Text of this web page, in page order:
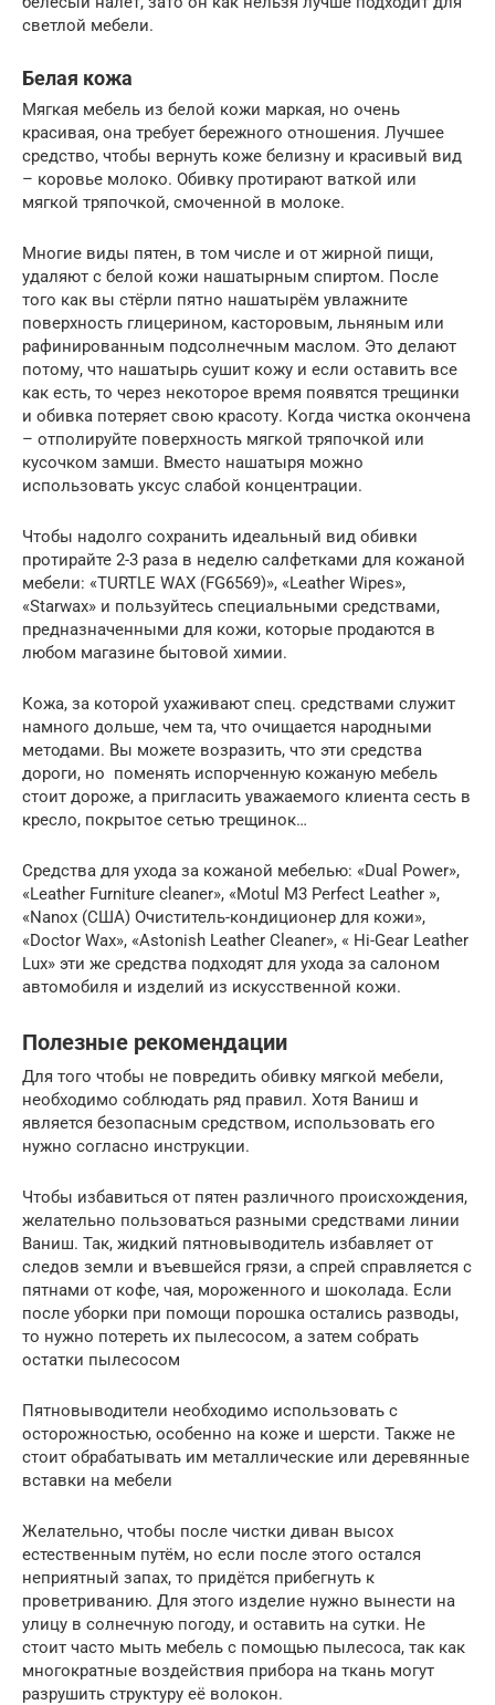
светлой мебели.
Белая кожа
Мягкая мебель из белой кожи маркая, но очень
красивая, она требует бережного отношения. Лучшее
средство, чтобы вернуть коже белизну и красивый вид
– коровье молоко. Обивку протирают ваткой или
мягкой тряпочкой, смоченной в молоке.
Многие виды пятен, в том числе и от жирной пищи,
удаляют с белой кожи нашатырным спиртом. После
того как вы стёрли пятно нашатырём увлажните
поверхность глицерином, касторовым, льняным или
рафинированным подсолнечным маслом. Это делают
потому, что нашатырь сушит кожу и если оставить все
как есть, то через некоторое время появятся трещинки
и обивка потеряет свою красоту. Когда чистка окончена
– отполируйте поверхность мягкой тряпочкой или
кусочком замши. Вместо нашатыря можно
использовать уксус слабой концентрации.
Чтобы надолго сохранить идеальный вид обивки
протирайте 2-3 раза в неделю салфетками для кожаной
мебели: «TURTLE WAX (FG6569)», «Leather Wipes»,
«Starwax» и пользуйтесь специальными средствами,
предназначенными для кожи, которые продаются в
любом магазине бытовой химии.
Кожа, за которой ухаживают спец. средствами служит
намного дольше, чем та, что очищается народными
методами. Вы можете возразить, что эти средства
дороги, но поменять испорченную кожаную мебель
стоит дороже, а пригласить уважаемого клиента сесть в
кресло, покрытое сетью трещинок…
Средства для ухода за кожаной мебелью: «Dual Power»,
«Leather Furniture cleaner», «Motul M3 Perfect Leather »,
«Nanox (США) Очиститель-кондиционер для кожи»,
«Doctor Wax», «Astonish Leather Cleaner», « Hi-Gear Leather
Lux» эти же средства подходят для ухода за салоном
автомобиля и изделий из искусственной кожи.
Полезные рекомендации
Для того чтобы не повредить обивку мягкой мебели,
необходимо соблюдать ряд правил. Хотя Ваниш и
является безопасным средством, использовать его
нужно согласно инструкции.
Чтобы избавиться от пятен различного происхождения,
желательно пользоваться разными средствами линии
Ваниш. Так, жидкий пятновыводитель избавляет от
следов земли и въевшейся грязи, а спрей справляется с
пятнами от кофе, чая, мороженного и шоколада. Если
после уборки при помощи порошка остались разводы,
то нужно потереть их пылесосом, а затем собрать
остатки пылесосом
Пятновыводители необходимо использовать с
осторожностью, особенно на коже и шерсти. Также не
стоит обрабатывать им металлические или деревянные
вставки на мебели
Желательно, чтобы после чистки диван высох
естественным путём, но если после этого остался
неприятный запах, то придётся прибегнуть к
проветриванию. Для этого изделие нужно вынести на
улицу в солнечную погоду, и оставить на сутки. Не
стоит часто мыть мебель с помощью пылесоса, так как
многократные воздействия прибора на ткань могут
разрушить структуру её волокон.